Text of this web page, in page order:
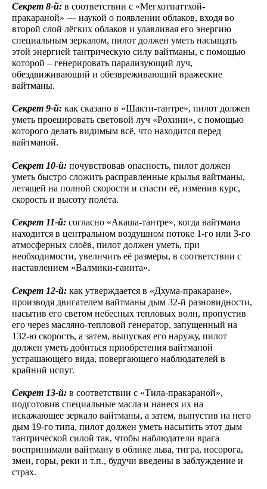
Секрет 8-й: в соответствии с «Мегхотпаттхой-
пракараной» — наукой о появлении облаков, входя во
второй слой лёгких облаков и улавливая его энергию
специальным зеркалом, пилот должен уметь насыщать
этой энергией тантрическую силу вайтманы, с помощью
которой – генерировать парализующий луч,
обездвиживающий и обезвреживающий вражеские
вайтманы.
Секрет 9-й: как сказано в «Шакти-тантре», пилот должен
уметь проецировать световой луч «Рохини», с помощью
которого делать видимым всё, что находится перед
вайтманой.
Секрет 10-й: почувствовав опасность, пилот должен
уметь быстро сложить расправленные крылья вайтманы,
летящей на полной скорости и спасти её, изменив курс,
скорость и высоту полёта.
Секрет 11-й: согласно «Акаша-тантре», когда вайтмана
находится в центральном воздушном потоке 1-го или 3-го
атмосферных слоёв, пилот должен уметь, при
необходимости, увеличить её размеры, в соответствии с
наставлением «Валмики-ганита».
Секрет 12-й: как утверждается в «Дхума-пракаране»,
производя двигателем вайтманы дым 32-й разновидности,
насытив его светом небесных тепловых волн, пропустив
его через масляно-тепловой генератор, запущенный на
132-ю скорость, а затем, выпуская его наружу, пилот
должен уметь добиться приобретения вайтманой
устрашающего вида, повергающего наблюдателей в
крайний испуг.
Секрет 13-й: в соответствии с «Тила-пракараной»,
подготовив специальные масла и нанеся их на
искажающее зеркало вайтманы, а затем, выпустив на него
дым 19-го типа, пилот должен уметь насытить этот дым
тантрической силой так, чтобы наблюдатели врага
воспринимали вайтману в облике льва, тигра, носорога,
змеи, горы, реки и т.п., будучи введены в заблуждение и
страх.